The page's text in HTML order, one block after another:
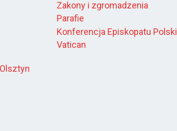
Zakony i zgromadzenia
Parafie
Konferencja Episkopatu Polski
Vatican